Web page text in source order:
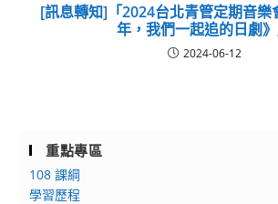
[訊息轉知]「2024台北青管定期音樂
年，我們一起追的日劇》
2024-06-12
重點專區
108 課綱
學習歷程